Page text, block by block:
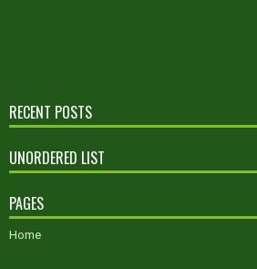
RECENT POSTS
UNORDERED LIST
PAGES
Home